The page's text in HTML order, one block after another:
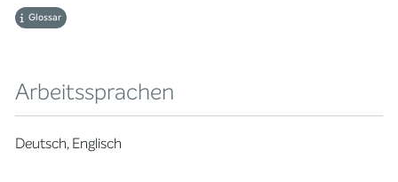
Glossar
Arbeitssprachen
Deutsch, Englisch